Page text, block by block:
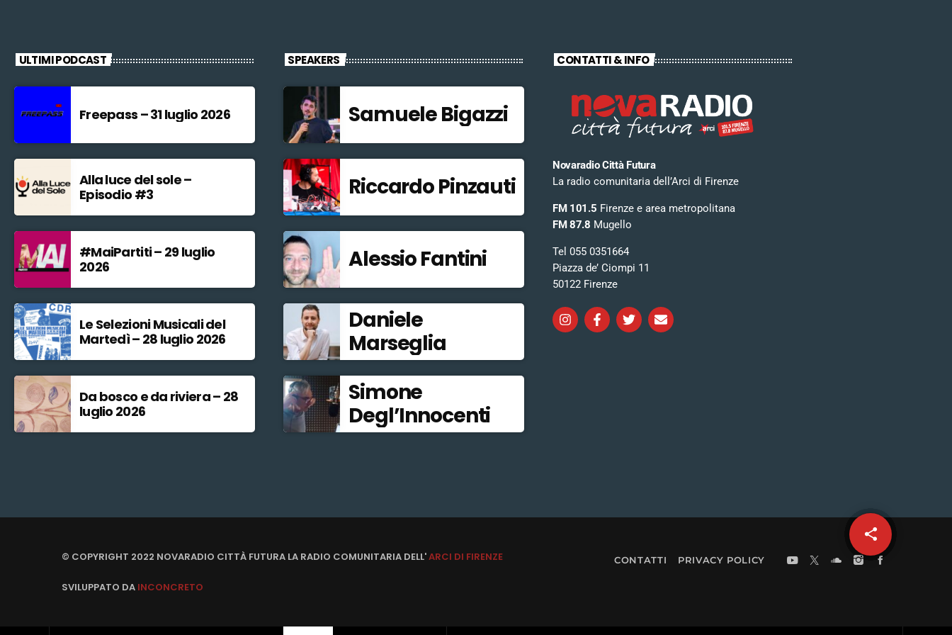
share
email
ULTIMI PODCAST
Freepass – 31 luglio 2026
Alla luce del sole –
Episodio #3
#MaiPartiti – 29 luglio
2026
Le Selezioni Musicali del
Martedì – 28 luglio 2026
Da bosco e da riviera – 28
luglio 2026
SPEAKERS
Samuele Bigazzi
Riccardo Pinzauti
Alessio Fantini
Daniele
Marseglia
Simone
Degl’Innocenti
CONTATTI & INFO
Novaradio Città Futura
La radio comunitaria dell’Arci di Firenze
FM 101.5 Firenze e area metropolitana
FM 87.8 Mugello
Tel 055 0351664
Piazza de’ Ciompi 11
50122 Firenze
© COPYRIGHT 2022 NOVARADIO CITTÀ FUTURA LA RADIO COMUNITARIA DELL'ARCI DI FIRENZE
SVILUPPATO DA INCONCRETO
CONTATTI PRIVACY POLICY